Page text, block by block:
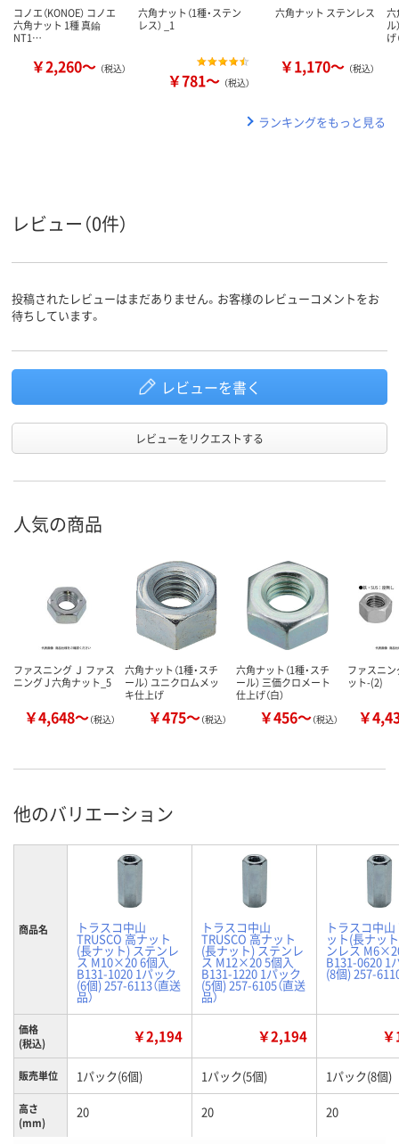
コノエ（KONOE） コノエ
六角ナット 1種 真鍮
NT1…
￥2,260～ （税込）
六角ナット（1種・ステン
レス） _1
￥781～ （税込）
六角ナット ステンレス
￥1,170～ （税込）
六
ル
げ
ランキングをもっと見る
レビュー（0件）
投稿されたレビューはまだありません。お客様のレビューコメントをお
待ちしています。
レビューを書く
レビューをリクエストする
人気の商品
ファスニング Ｊ ファス
ニング J 六角ナット_5
￥4,648～（税込）
六角ナット（1種・スチ
ール） ユニクロムメッ
キ仕上げ
￥475～（税込）
六角ナット（1種・スチ
ール） 三価クロメート
仕上げ（白）
￥456～（税込）
ファスニ
ット-(2)
￥
他のバリエーション
商品名 トラスコ中山
TRUSCO 高ナット
(長ナット) ステンレ
ス M10×20 6個入
B131-1020 1パック
(6個) 257-6113（直送
品）
トラスコ中山
TRUSCO 高ナット
(長ナット) ステンレ
ス M12×20 5個入
B131-1220 1パック
(5個) 257-6105（直送
品）
トラスコ中
ット(長ナッ
ンレス
B131-0620 1
(8個) 257-
価格
(税込)
￥2,194 ￥2,194
販売単位 1パック(6個) 1パック(5個) 1パック(8個)
高さ
(mm)
20 20 20